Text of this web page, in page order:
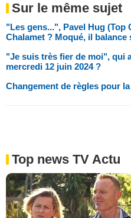
Sur le même sujet
"Les gens...", Pavel Hug (Top
Chalamet ? Moqué, il balance
"Je suis très fier de moi", qui
mercredi 12 juin 2024 ?
Changement de règles pour
Top news TV Actu